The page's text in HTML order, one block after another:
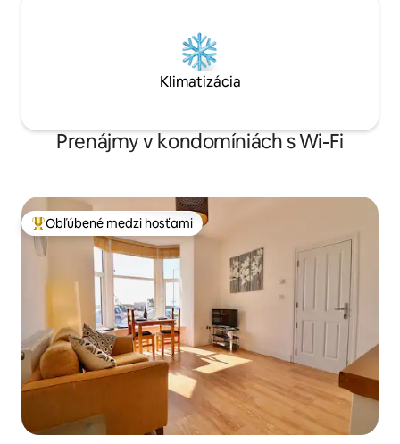
Klimatizácia
Prenájmy v kondomíniách s Wi-Fi
Najobľúbenejšie medzi hosťami
Obľúbené medzi hosťami